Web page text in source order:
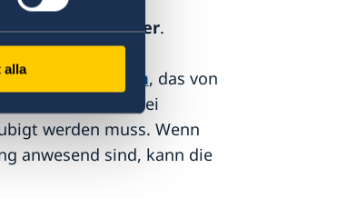
alla
.
, das von
und von zwei
werden muss. Wenn
anwesend sind, kann die